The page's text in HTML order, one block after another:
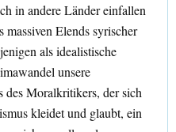
in andere Länder einfallen
massiven Elends syrischer
als idealistische
unsere
des Moralkritikers, der sich
kleidet und glaubt, ein